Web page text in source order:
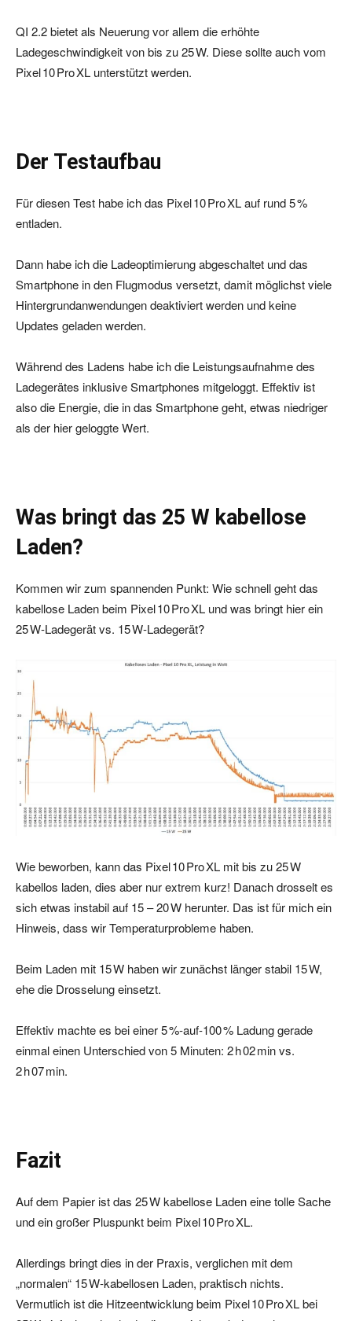
QI 2.2 bietet als Neuerung vor allem die erhöhte
Ladegeschwindigkeit von bis zu 25 W. Diese sollte auch vom
Pixel 10 Pro XL unterstützt werden.
Der Testaufbau
Für diesen Test habe ich das Pixel 10 Pro XL auf rund 5 %
entladen.
Dann habe ich die Ladeoptimierung abgeschaltet und das
Smartphone in den Flugmodus versetzt, damit möglichst viele
Hintergrundanwendungen deaktiviert werden und keine
Updates geladen werden.
Während des Ladens habe ich die Leistungsaufnahme des
Ladegerätes inklusive Smartphones mitgeloggt. Effektiv ist
also die Energie, die in das Smartphone geht, etwas niedriger
als der hier geloggte Wert.
Was bringt das 25 W kabellose
Laden?
Kommen wir zum spannenden Punkt: Wie schnell geht das
kabellose Laden beim Pixel 10 Pro XL und was bringt hier ein
25 W‑Ladegerät vs. 15 W‑Ladegerät?
Wie beworben, kann das Pixel 10 Pro XL mit bis zu 25 W
kabellos laden, dies aber nur extrem kurz! Danach drosselt es
sich etwas instabil auf 15 – 20 W herunter. Das ist für mich ein
Hinweis, dass wir Temperaturprobleme haben.
Beim Laden mit 15 W haben wir zunächst länger stabil 15 W,
ehe die Drosselung einsetzt.
Effektiv machte es bei einer 5 %‑auf‑100 % Ladung gerade
einmal einen Unterschied von 5 Minuten: 2 h 02 min vs.
2 h 07 min.
Fazit
Auf dem Papier ist das 25 W kabellose Laden eine tolle Sache
und ein großer Pluspunkt beim Pixel 10 Pro XL.
Allerdings bringt dies in der Praxis, verglichen mit dem
„normalen“ 15 W‑kabellosen Laden, praktisch nichts.
Vermutlich ist die Hitzeentwicklung beim Pixel 10 Pro XL bei